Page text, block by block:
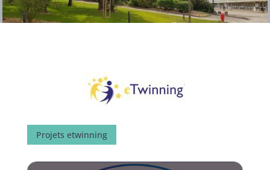
Projets etwinning